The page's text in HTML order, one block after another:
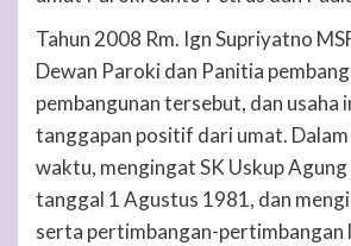
Tahun 2008 Rm. Ign Supriyatno
Dewan Paroki dan Panitia
pembangunan tersebut, dan usaha
tanggapan positif dari umat.
waktu, mengingat SK Uskup
tanggal 1 Agustus 1981, dan
serta pertimbangan-pertimbangan